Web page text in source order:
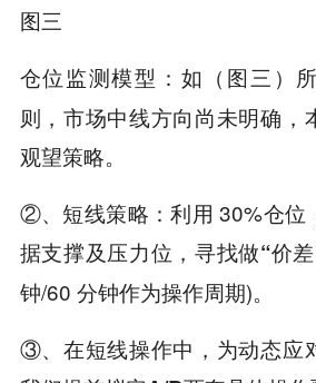
图三
仓位监测模型： 如（图三）
则，市场中线方向尚未明确，
观望策略。
②、短线策略：利用 30%仓位
据支撑及压力位，寻找做“价
钟/60 分钟作为操作周期)。
③、在短线操作中，为动态应